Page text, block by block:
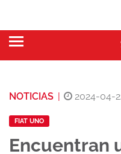
NOTICIAS | 2024-04-
FIAT UNO
Encuentran